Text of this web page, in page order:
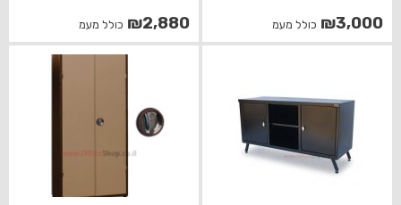
₪3,000 כולל מעמ ₪2,880 כולל מעמ